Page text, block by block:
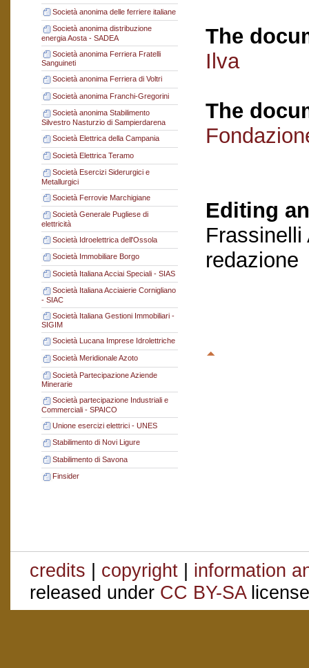
Società anonima delle ferriere italiane
Società anonima distribuzione
energia Aosta - SADEA
Società anonima Ferriera Fratelli
Sanguineti
Società anonima Ferriera di Voltri
Società anonima Franchi-Gregorini
Società anonima Stabilimento
Silvestro Nasturzio di Sampierdarena
Società Elettrica della Campania
Società Elettrica Teramo
Società Esercizi Siderurgici e
Metallurgici
Società Ferrovie Marchigiane
Società Generale Pugliese di
elettricità
Società Idroelettrica dell'Ossola
Società Immobiliare Borgo
Società Italiana Acciai Speciali - SIAS
Società Italiana Acciaierie Cornigliano
- SIAC
Società Italiana Gestioni Immobiliari -
SIGIM
Società Lucana Imprese Idrolettriche
Società Meridionale Azoto
Società Partecipazione Aziende
Minerarie
Società partecipazione Industriali e
Commerciali - SPAICO
Unione esercizi elettrici - UNES
Stabilimento di Novi Ligure
Stabilimento di Savona
Finsider
The
Ilva
The
Editing
Frassinelli
redazione
credits | copyright | information
released under CC BY-SA